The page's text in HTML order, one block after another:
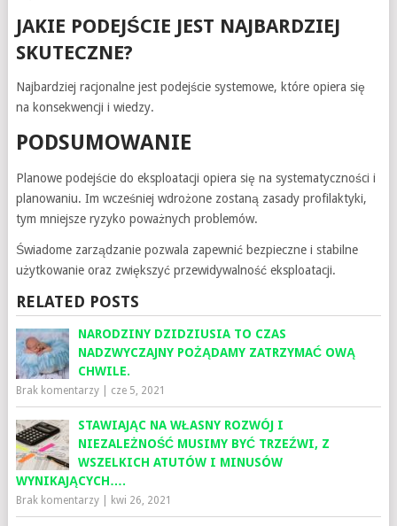
JAKIE PODEJŚCIE JEST NAJBARDZIEJ
SKUTECZNE?
Najbardziej racjonalne jest podejście systemowe, które opiera się
na konsekwencji i wiedzy.
PODSUMOWANIE
Planowe podejście do eksploatacji opiera się na systematyczności i
planowaniu. Im wcześniej wdrożone zostaną zasady profilaktyki,
tym mniejsze ryzyko poważnych problemów.
Świadome zarządzanie pozwala zapewnić bezpieczne i stabilne
użytkowanie oraz zwiększyć przewidywalność eksploatacji.
RELATED POSTS
NARODZINY DZIDZIUSIA TO CZAS
NADZWYCZAJNY POŻĄDAMY ZATRZYMAĆ OWĄ
CHWILE.
Brak komentarzy| cze 5, 2021
STAWIAJĄC NA WŁASNY ROZWÓJ I
NIEZALEŻNOŚĆ MUSIMY BYĆ TRZEŹWI, Z
WSZELKICH ATUTÓW I MINUSÓW
WYNIKAJĄCYCH….
Brak komentarzy| kwi 26, 2021